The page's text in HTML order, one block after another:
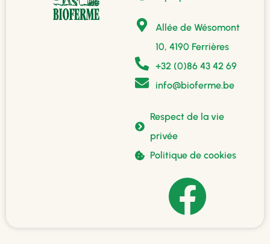
Allée de Wésomont
10, 4190 Ferrières
+32 (0)86 43 42 69
info@bioferme.be
Respect de la vie
privée
Politique de cookies